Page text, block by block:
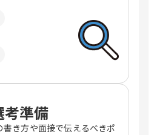
考準備
き方や面接で伝えるべきポ